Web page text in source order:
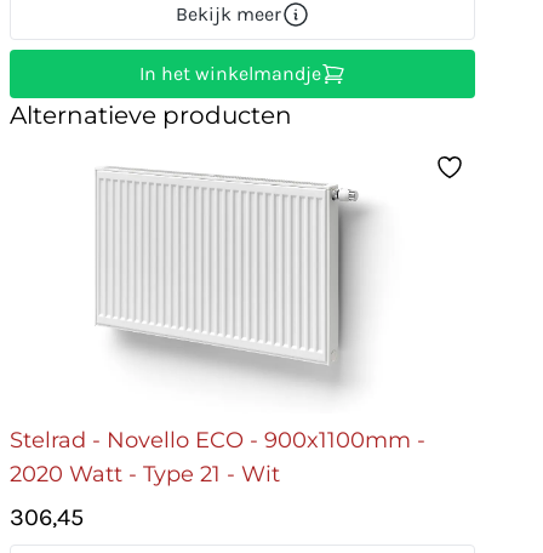
Bekijk meer
In het winkelmandje
Alternatieve producten
Stelrad - Novello ECO - 900x1100mm -
2020 Watt - Type 21 - Wit
306,45